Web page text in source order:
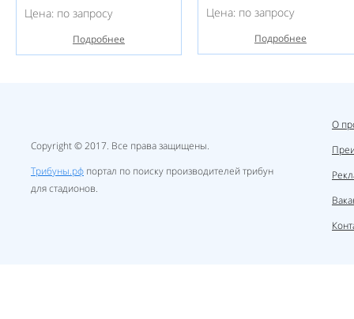
Цена: по запросу
Подробнее
Цена: по запросу
Подробнее
Copyright © 2017. Все права защищены.
Трибуны.рф портал по поиску производителей трибун
для стадионов.
О